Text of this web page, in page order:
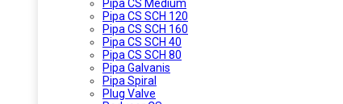
Pipa CS Medium
Pipa CS SCH 120
Pipa CS SCH 160
Pipa CS SCH 40
Pipa CS SCH 80
Pipa Galvanis
Pipa Spiral
Plug Valve